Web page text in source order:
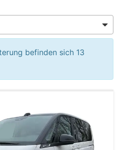
befinden sich 13